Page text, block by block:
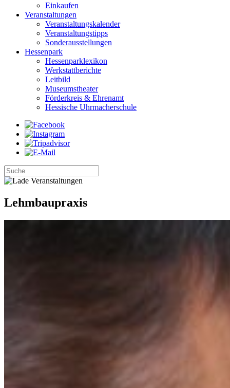
Einkaufen
Veranstaltungen
Veranstaltungskalender
Veranstaltungstipps
Sonderausstellungen
Hessenpark
Hessenparklexikon
Werkstattberichte
Leitbild
Museumstheater
Förderkreis & Ehrenamt
Hessische Uhrmacherschule
Lehmbaupraxis